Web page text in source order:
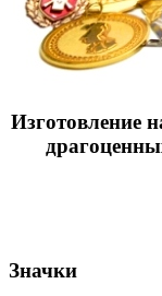
Изготовление
Значки